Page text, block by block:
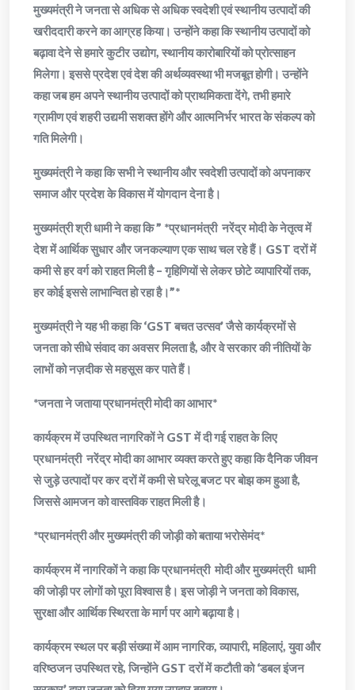
मुख्यमंत्री ने जनता से अधिक से अधिक स्वदेशी एवं स्थानीय उत्पादों की
खरीददारी करने का आग्रह किया। उन्होंने कहा कि स्थानीय उत्पादों को
बढ़ावा देने से हमारे कुटीर उद्योग, स्थानीय कारोबारियों को प्रोत्साहन
मिलेगा। इससे प्रदेश एवं देश की अर्थव्यवस्था भी मजबूत होगी। उन्होंने
कहा जब हम अपने स्थानीय उत्पादों को प्राथमिकता देंगे, तभी हमारे
ग्रामीण एवं शहरी उद्यमी सशक्त होंगे और आत्मनिर्भर भारत के संकल्प को
गति मिलेगी।
मुख्यमंत्री ने कहा कि सभी ने स्थानीय और स्वदेशी उत्पादों को अपनाकर
समाज और प्रदेश के विकास में योगदान देना है।
मुख्यमंत्री श्री धामी ने कहा कि ” *प्रधानमंत्री नरेंद्र मोदी के नेतृत्व में
देश में आर्थिक सुधार और जनकल्याण एक साथ चल रहे हैं। GST दरों में
कमी से हर वर्ग को राहत मिली है – गृहिणियों से लेकर छोटे व्यापारियों तक,
हर कोई इससे लाभान्वित हो रहा है।”*
मुख्यमंत्री ने यह भी कहा कि ‘GST बचत उत्सव’ जैसे कार्यक्रमों से
जनता को सीधे संवाद का अवसर मिलता है, और वे सरकार की नीतियों के
लाभों को नज़दीक से महसूस कर पाते हैं।
*जनता ने जताया प्रधानमंत्री मोदी का आभार*
कार्यक्रम में उपस्थित नागरिकों ने GST में दी गई राहत के लिए
प्रधानमंत्री नरेंद्र मोदी का आभार व्यक्त करते हुए कहा कि दैनिक जीवन
से जुड़े उत्पादों पर कर दरों में कमी से घरेलू बजट पर बोझ कम हुआ है,
जिससे आमजन को वास्तविक राहत मिली है।
*प्रधानमंत्री और मुख्यमंत्री की जोड़ी को बताया भरोसेमंद*
कार्यक्रम में नागरिकों ने कहा कि प्रधानमंत्री मोदी और मुख्यमंत्री धामी
की जोड़ी पर लोगों को पूरा विश्वास है। इस जोड़ी ने जनता को विकास,
सुरक्षा और आर्थिक स्थिरता के मार्ग पर आगे बढ़ाया है।
कार्यक्रम स्थल पर बड़ी संख्या में आम नागरिक, व्यापारी, महिलाएं, युवा और
वरिष्ठजन उपस्थित रहे, जिन्होंने GST दरों में कटौती को ‘डबल इंजन